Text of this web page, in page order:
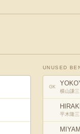
UNUSED
GK
横山謙三
平木隆三